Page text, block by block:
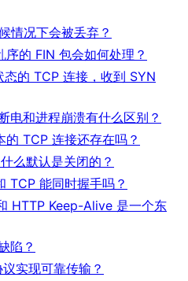
情况下会被丢弃？
序的 FIN 包会如何处理？
态的 TCP 连接，收到 SYN
电和进程崩溃有什么区别？
的 TCP 连接还存在吗？
么默认是关闭的？
TCP 能同时握手吗？
HTTP Keep-Alive 是一个东
陷？
实现可靠传输？